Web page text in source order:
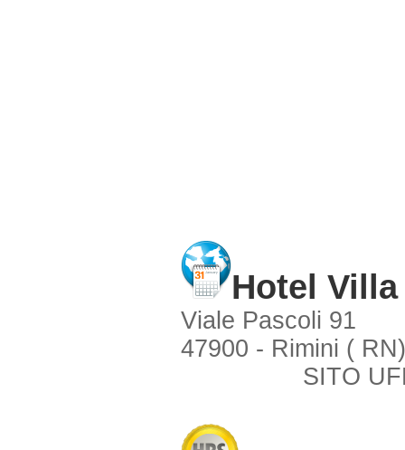
Hotel
Viale Pascoli 91
47900 - Rimini ( RN)
SITO